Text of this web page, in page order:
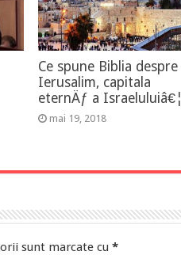
Ce spune Biblia despre
Ierusalim, capitala
eternÄƒ a Israeluluiâ€¦
mai 19, 2018
sunt marcate cu *